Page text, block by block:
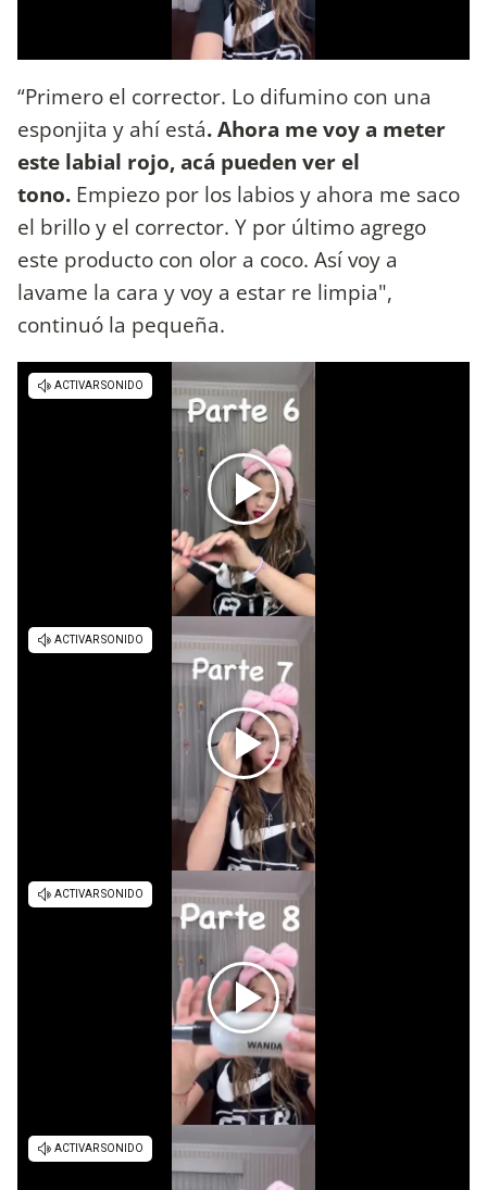
“Primero el corrector. Lo difumino con una
esponjita y ahí está. Ahora me voy a meter
este labial rojo, acá pueden ver el
tono. Empiezo por los labios y ahora me saco
el brillo y el corrector. Y por último agrego
este producto con olor a coco. Así voy a
lavame la cara y voy a estar re limpia",
continuó la pequeña.